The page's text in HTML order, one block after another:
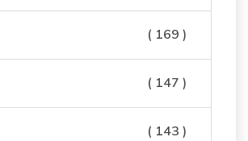
( 169 )
( 147 )
( 143 )